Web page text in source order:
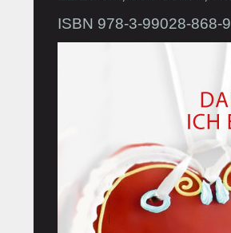
ISBN 978-3-99028-868-9